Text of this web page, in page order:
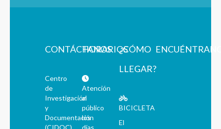
CONTÁCTANOS
Centro
de
Investigación
y
Documentación
(CIDOC)
HORARIOS
Atención
al
público
los
días
¿CÓMO
LLEGAR?
BICICLETA
El